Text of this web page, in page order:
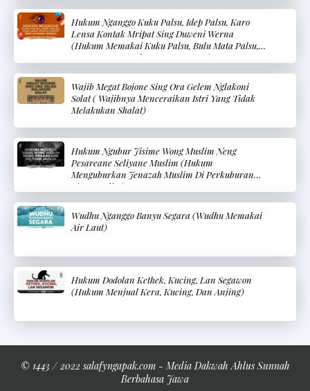
Hukum Nganggo Kuku Palsu, Idep Palsu, Karo
Lensa Kontak Mripat Sing Duweni Werna
(Hukum Memakai Kuku Palsu, Bulu Mata Palsu,
Dan Lensa Kontak Mata Berwarna)
Wajib Megat Bojone Sing Ora Gelem Nglakoni
Solat ( Wajibnya Menceraikan Istri Yang Tidak
Melakukan Shalat)
Hukum Ngubur Jisime Wong Muslim Neng
Pesareane Seliyane Muslim (Hukum
Menguburkan Jenazah Muslim Di Perkuburan
Non-Muslim)
Wudhu Nganggo Banyu Segara (Wudhu Memakai
Air Laut)
Hukum Dodolan Kethek, Kucing, Lan Segawon
(Hukum Menjual Kera, Kucing, Dan Anjing)
© 1443 / 2022 salafyngapak.com - Media Dakwah Ahlus Sunnah
Berbahasa Jawa